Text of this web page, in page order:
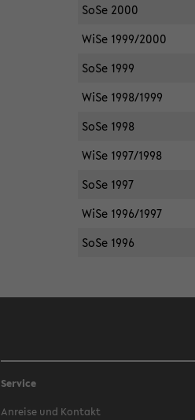
SoSe 2000
WiSe 1999/2000
SoSe 1999
WiSe 1998/1999
SoSe 1998
WiSe 1997/1998
SoSe 1997
WiSe 1996/1997
SoSe 1996
Service
Anreise und Kontakt